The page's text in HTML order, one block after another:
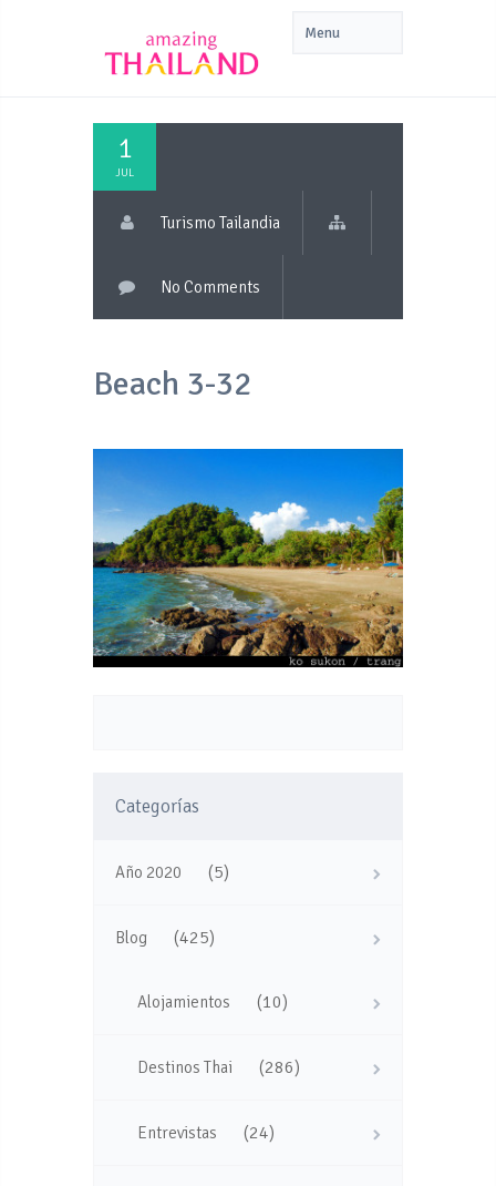
1
JUL
Turismo Tailandia
No Comments
Beach 3-32
Categorías
Año 2020 (5)
Blog (425)
Alojamientos (10)
Destinos Thai (286)
Entrevistas (24)